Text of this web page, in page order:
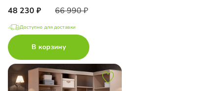
48 230 66 990
Доступно для доставки
В корзину